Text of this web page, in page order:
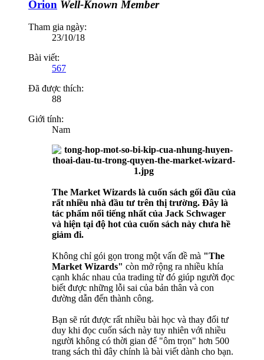
Orion Well-Known Member
Tham gia ngày:
23/10/18
Bài viết:
567
Đã được thích:
88
Giới tính:
Nam
The Market Wizards là cuốn sách gối đầu của
rất nhiều nhà đầu tư trên thị trường. Đây là
tác phẩm nổi tiếng nhất của Jack Schwager
và hiện tại độ hot của cuốn sách này chưa hề
giảm đi.
Không chỉ gói gọn trong một vấn đề mà "The
Market Wizards" còn mở rộng ra nhiều khía
cạnh khác nhau của trading từ đó giúp người đọc
biết được những lỗi sai của bản thân và con
đường dẫn đến thành công.
Bạn sẽ rút được rất nhiều bài học và thay đổi tư
duy khi đọc cuốn sách này tuy nhiên với nhiều
người không có thời gian để "ôm trọn" hơn 500
trang sách thì đây chính là bài viết dành cho bạn.